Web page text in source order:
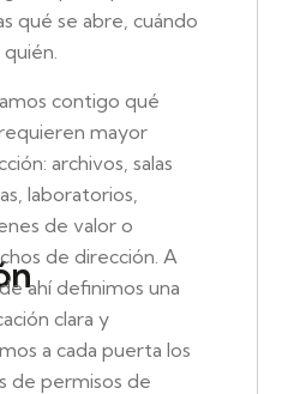
qué se abre, cuándo
contigo qué
mayor
archivos, salas
laboratorios,
de valor o
de dirección. A
ahí definimos una
clara y
a cada puerta los
de permisos de